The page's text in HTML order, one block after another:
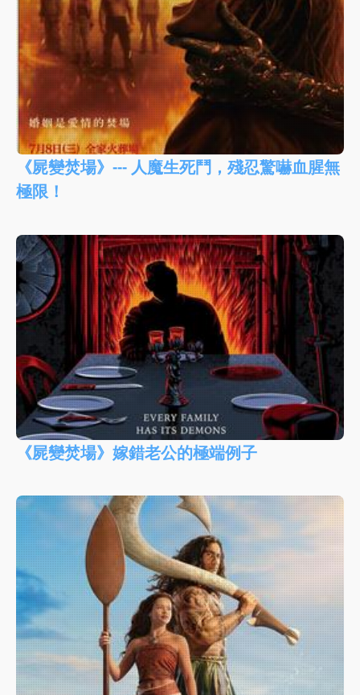
《屍變焚場》--- 人魔生死鬥，殘忍驚嚇血腥無
極限！
《屍變焚場》嫁錯老公的極端例子